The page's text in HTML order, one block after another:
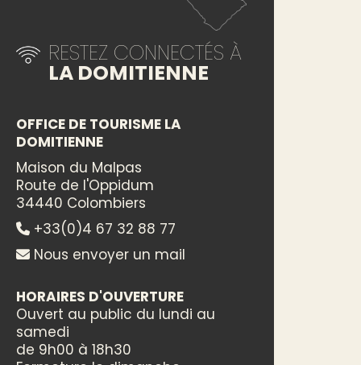
RESTEZ CONNECTÉS À
LA DOMITIENNE
OFFICE DE TOURISME LA
DOMITIENNE
Maison du Malpas
Route de l'Oppidum
34440 Colombiers
+33(0)4 67 32 88 77
Nous envoyer un mail
HORAIRES D'OUVERTURE
Ouvert au public du lundi au
samedi
de 9h00 à 18h30